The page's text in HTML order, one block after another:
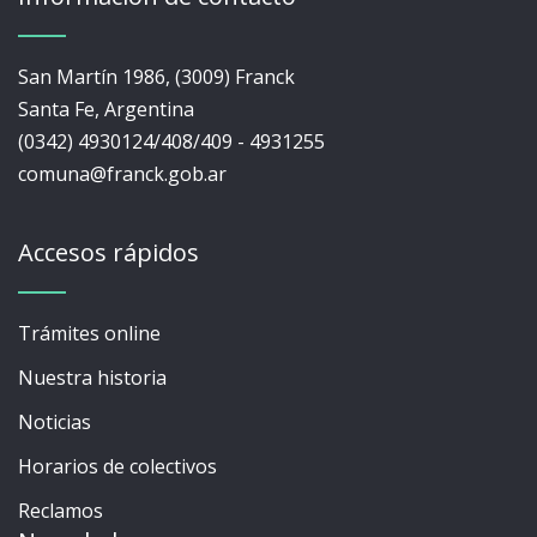
San Martín 1986, (3009) Franck
Santa Fe, Argentina
(0342) 4930124/408/409 - 4931255
comuna@franck.gob.ar
Accesos rápidos
Trámites online
Nuestra historia
Noticias
Horarios de colectivos
Reclamos